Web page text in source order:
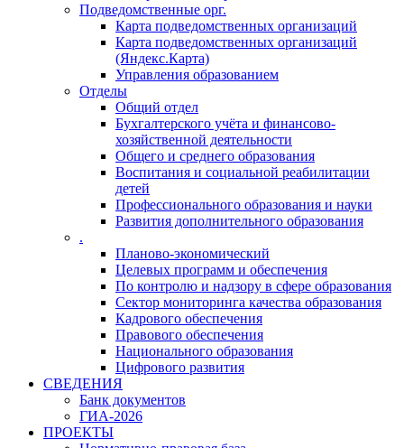
Подведомственные орг.
Карта подведомственных организаций
Карта подведомственных организаций
(Яндекс.Карта)
Управления образованием
Отделы
Общий отдел
Бухгалтерского учёта и финансово-
хозяйственной деятельности
Общего и среднего образования
Воспитания и социальной реабилитации
детей
Профессионального образования и науки
Развития дополнительного образования
.
Планово-экономический
Целевых программ и обеспечения
По контролю и надзору в сфере образования
Сектор мониторинга качества образования
Кадрового обеспечения
Правового обеспечения
Национального образования
Цифрового развития
СВЕДЕНИЯ
Банк документов
ГИА-2026
ПРОЕКТЫ